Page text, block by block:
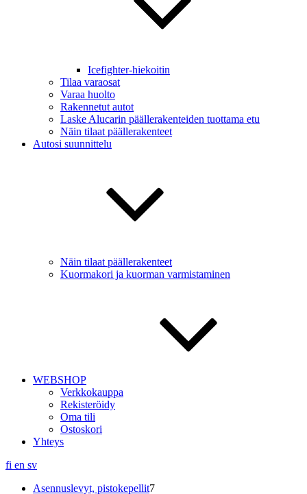
Icefighter-hiekoitin
Tilaa varaosat
Varaa huolto
Rakennetut autot
Laske Alucarin päällerakenteiden tuottama etu
Näin tilaat päällerakenteet
Autosi suunnittelu
Näin tilaat päällerakenteet
Kuormakori ja kuorman varmistaminen
WEBSHOP
Verkkokauppa
Rekisteröidy
Oma tili
Ostoskori
Yhteys
fi en sv
Asennuslevyt, pistokepellit77